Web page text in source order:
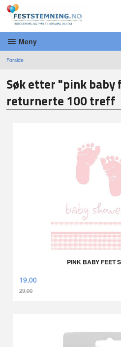
Gå
innholdet
Meny
Forside
Søk etter "pink
returnerte 100 treff
PINK BABY FEET
19,00
29,00